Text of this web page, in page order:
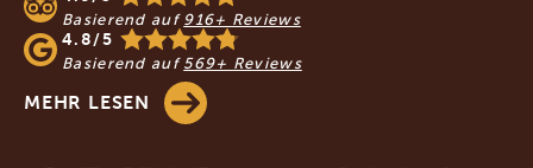
Basierend auf 916+ Reviews
4.8/5
Basierend auf 569+ Reviews
MEHR LESEN